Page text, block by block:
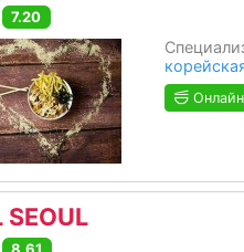
7.20
SEOUL